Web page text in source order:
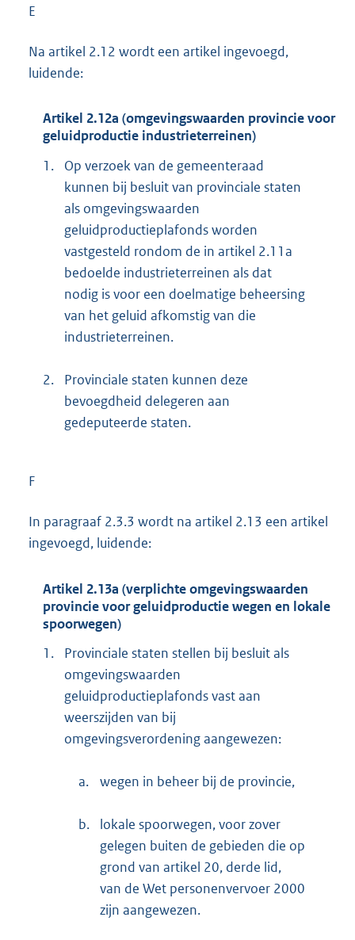
E
Na artikel 2.12 wordt een artikel ingevoegd,
luidende:
Artikel 2.12a (omgevingswaarden provincie voor
geluidproductie industrieterreinen)
1.
Op verzoek van de gemeenteraad
kunnen bij besluit van provinciale staten
als omgevingswaarden
geluidproductieplafonds worden
vastgesteld rondom de in artikel 2.11a
bedoelde industrieterreinen als dat
nodig is voor een doelmatige beheersing
van het geluid afkomstig van die
industrieterreinen.
2.
Provinciale staten kunnen deze
bevoegdheid delegeren aan
gedeputeerde staten.
F
In paragraaf 2.3.3 wordt na artikel 2.13 een artikel
ingevoegd, luidende:
Artikel 2.13a (verplichte omgevingswaarden
provincie voor geluidproductie wegen en lokale
spoorwegen)
1.
Provinciale staten stellen bij besluit als
omgevingswaarden
geluidproductieplafonds vast aan
weerszijden van bij
omgevingsverordening aangewezen:
a. wegen in beheer bij de provincie,
b.
lokale spoorwegen, voor zover
gelegen buiten de gebieden die op
grond van artikel 20, derde lid,
van de Wet personenvervoer 2000
zijn aangewezen.